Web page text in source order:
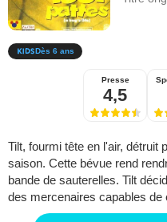
Dès 6 ans
Presse
4,5
Tilt, fourmi tête en l'air, détruit
saison. Cette bévue rend
bande de sauterelles. Tilt
des mercenaires capables de